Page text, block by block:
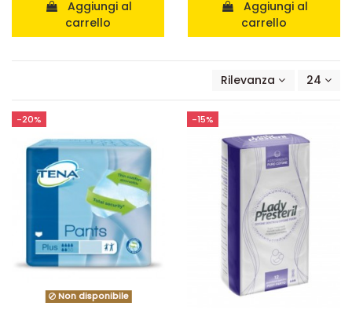
carrello
carrello
Rilevanza 24
-20%
Non disponibile
-15%